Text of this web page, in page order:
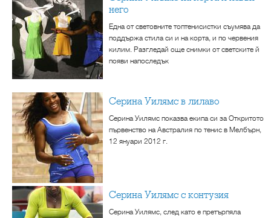
него
Една от световните топтенисистки съумява да
поддържа стила си и на корта, и по червения
килим. Разгледай още снимки от светските й
появи напоследък
Серина Уилямс в лилаво
Серина Уилямс показва екипа си за Откритото
първенство на Австралия по тенис в Мелбърн,
12 януари 2012 г.
Серина Уилямс с контузия
Серина Уилямс, след като е претърпяла